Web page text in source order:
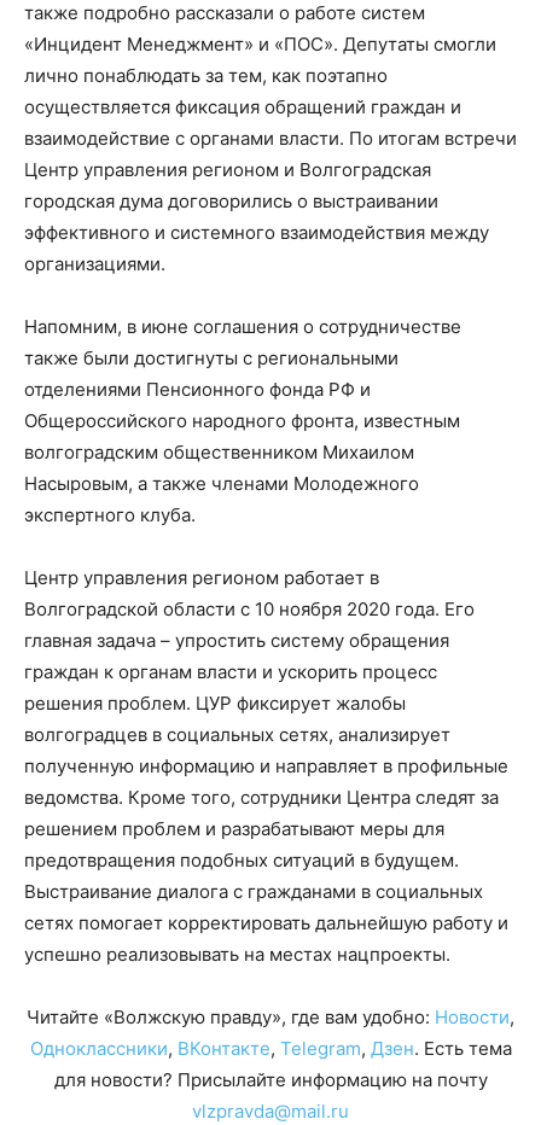
также подробно рассказали о работе систем
«Инцидент Менеджмент» и «ПОС». Депутаты смогли
лично понаблюдать за тем, как поэтапно
осуществляется фиксация обращений граждан и
взаимодействие с органами власти. По итогам встречи
Центр управления регионом и Волгоградская
городская дума договорились о выстраивании
эффективного и системного взаимодействия между
организациями.
Напомним, в июне соглашения о сотрудничестве
также были достигнуты с региональными
отделениями Пенсионного фонда РФ и
Общероссийского народного фронта, известным
волгоградским общественником Михаилом
Насыровым, а также членами Молодежного
экспертного клуба.
Центр управления регионом работает в
Волгоградской области с 10 ноября 2020 года. Его
главная задача – упростить систему обращения
граждан к органам власти и ускорить процесс
решения проблем. ЦУР фиксирует жалобы
волгоградцев в социальных сетях, анализирует
полученную информацию и направляет в профильные
ведомства. Кроме того, сотрудники Центра следят за
решением проблем и разрабатывают меры для
предотвращения подобных ситуаций в будущем.
Выстраивание диалога с гражданами в социальных
сетях помогает корректировать дальнейшую работу и
успешно реализовывать на местах нацпроекты.
Читайте «Волжскую правду», где вам удобно: Новости,
Одноклассники, ВКонтакте, Telegram, Дзен. Есть тема
для новости? Присылайте информацию на почту
vlzpravda@mail.ru